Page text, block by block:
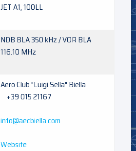
JET A1, 100LL
NDB BLA 350 kHz / VOR BLA
116.10 MHz
Aero Club "Luigi Sella" Biella
+39 015 21167
info@aecbiella.com
Website